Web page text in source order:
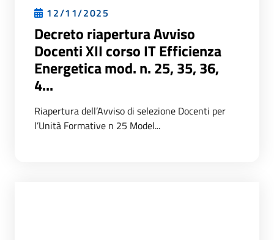
12/11/2025
Decreto riapertura Avviso
Docenti XII corso IT Efficienza
Energetica mod. n. 25, 35, 36,
4...
Riapertura dell’Avviso di selezione Docenti per
l’Unità Formative n 25 Model...